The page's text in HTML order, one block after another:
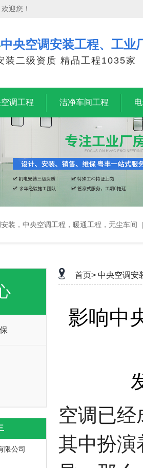
迎您！
中央空调安装工程、工业
装二级资质 精品工程1035家
调工程 洁净车间工程
装，中央空调工程，暖通工程，无尘车间
限公司
首页> 中央空调安
影响中
空调已
其中扮演